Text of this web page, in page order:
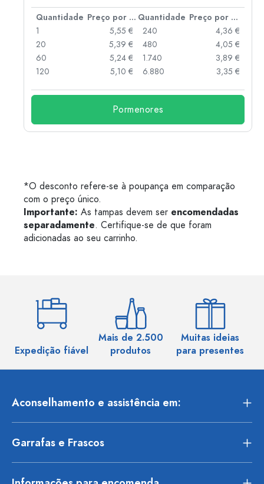
Quantidade Preço por peça Quantidade
Preço por peça
1
5,55 €
20
5,39 €
60
5,24 €
120
5,10 €
240
4,36 €
480
4,05 €
1.740
3,89 €
6.880
3,35 €
Pormenores
*O desconto refere-se à poupança em comparação
com o preço único.
Importante: As tampas devem ser encomendadas
separadamente. Certifique-se de que foram
adicionadas ao seu carrinho.
Expedição fiável
Mais de 2.500
produtos
Muitas ideias
para presentes
Aconselhamento e assistência em:
Garrafas e Frascos